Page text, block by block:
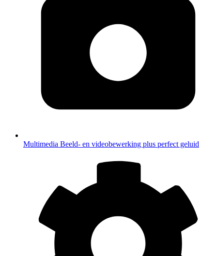
Multimedia Beeld- en videobewerking plus perfect geluid